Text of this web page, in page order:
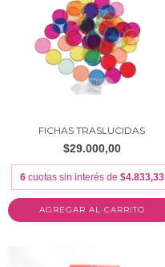
FICHAS TRASLUCIDAS
$29.000,00
6 cuotas sin interés de $4.833,33